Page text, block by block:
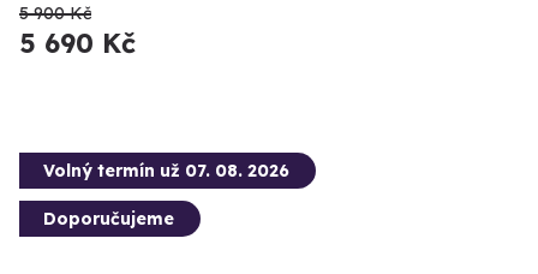
5 900 Kč
5 690 Kč
Volný termín už 07. 08. 2026
Doporučujeme